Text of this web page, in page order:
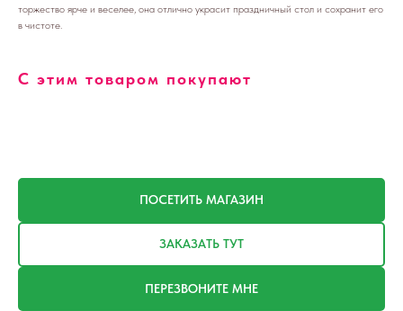
торжество ярче и веселее, она отлично украсит праздничный стол и сохранит его
в чистоте.
С этим товаром покупают
ПОСЕТИТЬ МАГАЗИН
ЗАКАЗАТЬ ТУТ
ПЕРЕЗВОНИТЕ МНЕ